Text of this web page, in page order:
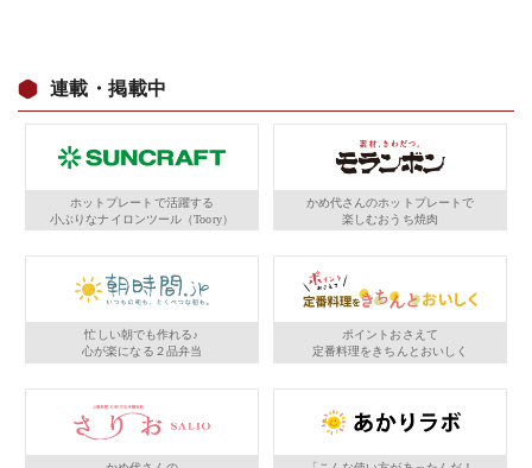
連載・掲載中
ホットプレートで活躍する
小ぶりなナイロンツール（Toory）
かめ代さんのホットプレートで
楽しむおうち焼肉
忙しい朝でも作れる♪
心が楽になる２品弁当
ポイントおさえて
定番料理をきちんとおいしく